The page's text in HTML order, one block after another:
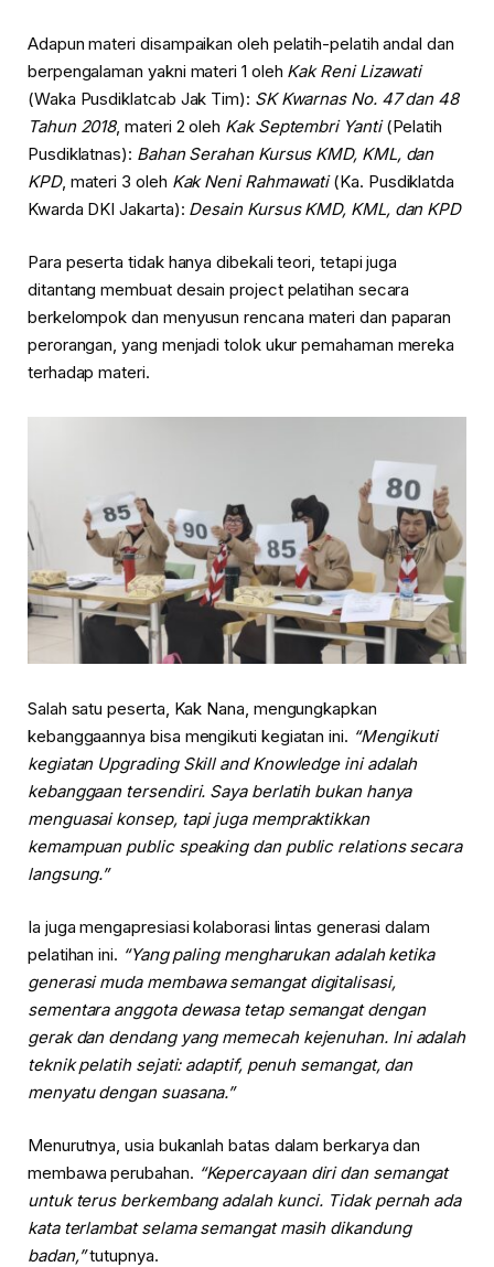
Adapun materi disampaikan oleh pelatih-pelatih andal dan
berpengalaman yakni materi 1 oleh Kak Reni Lizawati
(Waka Pusdiklatcab Jak Tim): SK Kwarnas No. 47 dan 48
Tahun 2018, materi 2 oleh Kak Septembri Yanti(Pelatih
Pusdiklatnas): Bahan Serahan Kursus KMD, KML, dan
KPD, materi 3 oleh Kak Neni Rahmawati(Ka. Pusdiklatda
Kwarda DKI Jakarta): Desain Kursus KMD, KML, dan KPD
Para peserta tidak hanya dibekali teori, tetapi juga
ditantang membuat desain project pelatihan secara
berkelompok dan menyusun rencana materi dan paparan
perorangan, yang menjadi tolok ukur pemahaman mereka
terhadap materi.
Salah satu peserta, Kak Nana, mengungkapkan
kebanggaannya bisa mengikuti kegiatan ini. “Mengikuti
kegiatan Upgrading Skill and Knowledge ini adalah
kebanggaan tersendiri. Saya berlatih bukan hanya
menguasai konsep, tapi juga mempraktikkan
kemampuan public speaking dan public relations secara
langsung.”
Ia juga mengapresiasi kolaborasi lintas generasi dalam
pelatihan ini. “Yang paling mengharukan adalah ketika
generasi muda membawa semangat digitalisasi,
sementara anggota dewasa tetap semangat dengan
gerak dan dendang yang memecah kejenuhan. Ini adalah
teknik pelatih sejati: adaptif, penuh semangat, dan
menyatu dengan suasana.”
Menurutnya, usia bukanlah batas dalam berkarya dan
membawa perubahan. “Kepercayaan diri dan semangat
untuk terus berkembang adalah kunci. Tidak pernah ada
kata terlambat selama semangat masih dikandung
badan,”tutupnya.